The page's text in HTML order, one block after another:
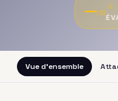
—/10
★
Vue d'ensemble